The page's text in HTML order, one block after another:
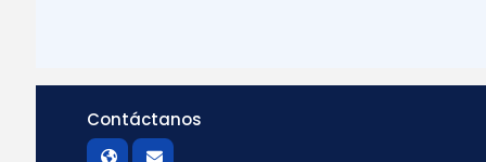
Contáctanos